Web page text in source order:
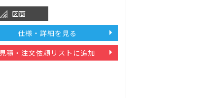
図面
仕様・詳細を見る
見積・注文依頼リストに追加